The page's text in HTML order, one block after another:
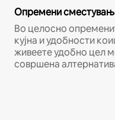
Опремени
Во целосно
кујна и удобности
живеете удобно цел
совршена